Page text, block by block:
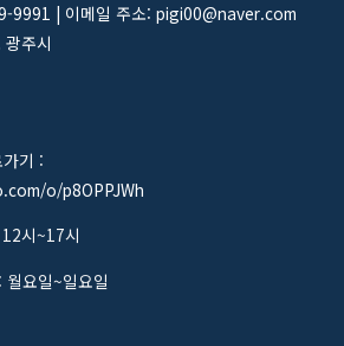
9991 | 이메일 주소: pigi00@naver.com
주시
기 :
o/p8OPPJWh
시~17시
요일~일요일